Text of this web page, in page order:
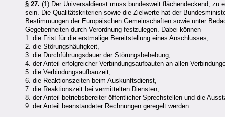
§ 27. (1) Der Universaldienst muss bundesweit flächendeckend, zu
sein. Die Qualitätskriterien sowie die Zielwerte hat der
Bestimmungen der Europäischen Gemeinschaften sowie unter
Gegebenheiten durch Verordnung festzulegen. Dabei können
1. die Frist für die erstmalige Bereitstellung eines Anschlusses,
2. die Störungshäufigkeit,
3. die Durchführungsdauer der Störungsbehebung,
4. der Anteil erfolgreicher Verbindungsaufbauten an allen
5. die Verbindungsaufbauzeit,
6. die Reaktionszeiten beim Auskunftsdienst,
7. die Reaktionszeit bei vermittelten Diensten,
8. der Anteil betriebsbereiter öffentlicher Sprechstellen und die
9. der Anteil beanstandeter Rechnungen geregelt werden.